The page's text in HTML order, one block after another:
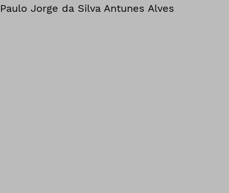
Paulo Jorge da Silva Antunes Alves